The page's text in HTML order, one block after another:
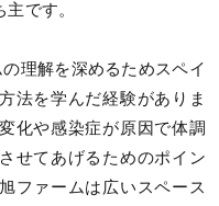
です。
理解を深めるためスペイ
法を学んだ経験がありま
化や感染症が原因で体調
せてあげるためのポイン
ファームは広いスペース